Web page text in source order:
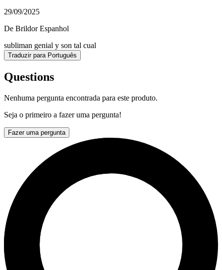
29/09/2025
De Brildor Espanhol
subliman genial y son tal cual
Traduzir para Português
Questions
Nenhuma pergunta encontrada para este produto.
Seja o primeiro a fazer uma pergunta!
Fazer uma pergunta